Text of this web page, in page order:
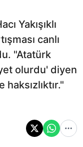
Yakışıklı
canlı
"Atatürk
olurdu' diyen
haksızlıktır."